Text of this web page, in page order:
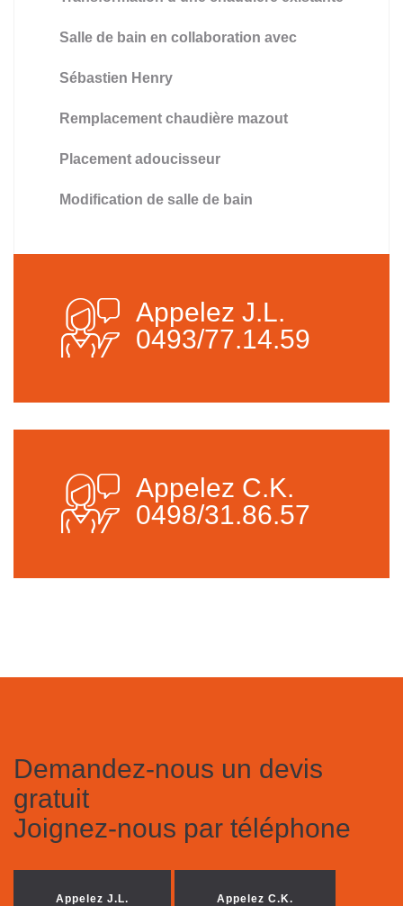
Salle de bain en collaboration avec
Sébastien Henry
Remplacement chaudière mazout
Placement adoucisseur
Modification de salle de bain
Appelez J.L.
0493/77.14.59
Appelez C.K.
0498/31.86.57
Demandez-nous un devis
gratuit
Joignez-nous par téléphone
Appelez J.L. Appelez C.K.